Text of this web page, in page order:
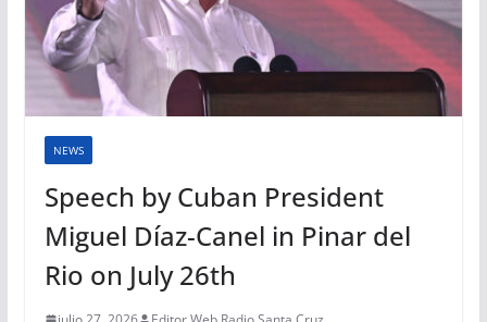
NEWS
Speech by Cuban President
Miguel Díaz-Canel in Pinar del
Rio on July 26th